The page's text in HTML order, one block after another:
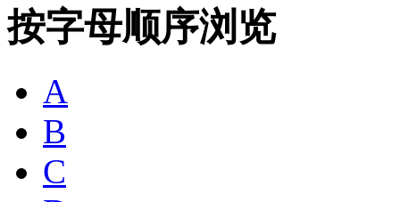
按字母顺序浏览
A
B
C